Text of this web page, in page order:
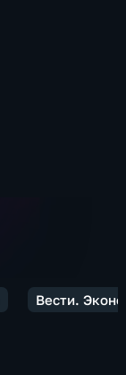
Вести.